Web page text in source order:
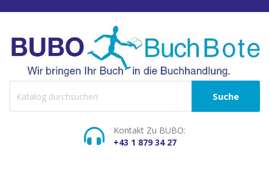
Suche
Kontakt Zu BUBO:
+43 1 879 34 27